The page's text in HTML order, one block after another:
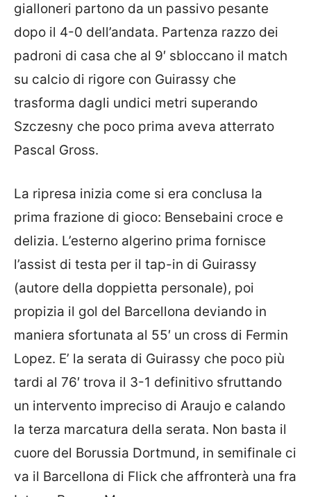
gialloneri partono da un passivo pesante
dopo il 4-0 dell’andata. Partenza razzo dei
padroni di casa che al 9′ sbloccano il match
su calcio di rigore con Guirassy che
trasforma dagli undici metri superando
Szczesny che poco prima aveva atterrato
Pascal Gross.
La ripresa inizia come si era conclusa la
prima frazione di gioco: Bensebaini croce e
delizia. L’esterno algerino prima fornisce
l’assist di testa per il tap-in di Guirassy
(autore della doppietta personale), poi
propizia il gol del Barcellona deviando in
maniera sfortunata al 55′ un cross di Fermin
Lopez. E’ la serata di Guirassy che poco più
tardi al 76′ trova il 3-1 definitivo sfruttando
un intervento impreciso di Araujo e calando
la terza marcatura della serata. Non basta il
cuore del Borussia Dortmund, in semifinale ci
va il Barcellona di Flick che affronterà una fra